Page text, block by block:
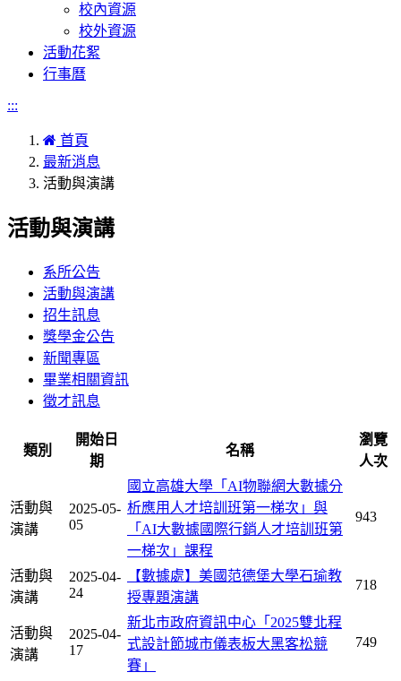
校內資源
校外資源
活動花絮
行事曆
:::
首頁
最新消息
活動與演講
活動與演講
系所公告
活動與演講
招生訊息
獎學金公告
新聞專區
畢業相關資訊
徵才訊息
類別
開始日
期
名稱
瀏覽
人次
活動與
演講
2025-05-
05
國立高雄大學「AI物聯網大數據分
析應用人才培訓班第一梯次」與
「AI大數據國際行銷人才培訓班第
一梯次」課程
943
活動與
演講
2025-04-
24
【數據處】美國范德堡大學石瑜教
授專題演講
718
活動與
演講
2025-04-
17
新北市政府資訊中心「2025雙北程
式設計節城市儀表板大黑客松競
賽」
749